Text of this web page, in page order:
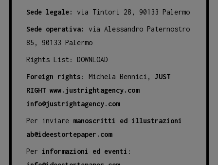
Sede legale: via Tintori 28, 90133 Palermo
Sede operativa:
via Alessandro Paternostro
85, 90133 Palermo
Rights List: DOWNLOAD
Foreign rights : Michela Bennici, JUST
RIGHT www.justrightagency.com
info@justrightagency.com
Per inviare manoscritti ed illustrazioni
ab@ideestortepaper.com
Per informazioni ed eventi :